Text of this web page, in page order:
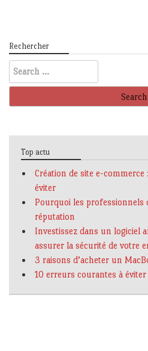
Rechercher
Search
for:
Top actu
Création de site e-
éviter
Pourquoi les professionnels
réputation
Investissez dans un logiciel
assurer la sécurité de votre
3 raisons d’acheter un
10 erreurs courantes à